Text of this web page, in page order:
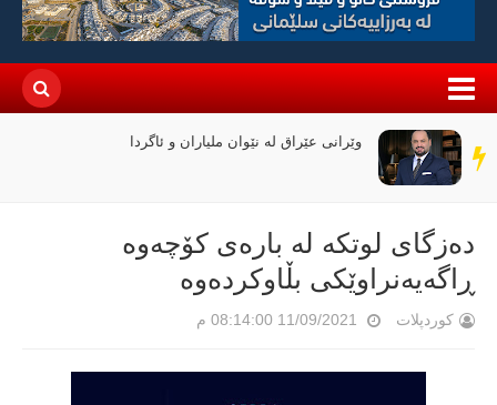
سەر
دێڕ
وێرانی عێراق لە نێوان ملیاران و ئاگردا
دەزگای لوتكە لە بارەی كۆچەوە
ڕاگەیەنراوێكی بڵاوكردەوە
کوردپلات 11/09/2021 08:14:00 م